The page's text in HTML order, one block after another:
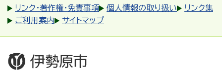
リンク・著作権・免責事項
個人情報の取り扱い
リンク集
ご利用案内
サイトマップ